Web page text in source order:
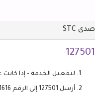
صدى STC
127501
لتفعيل الخدمة - إذا كانت
أرسل 127501 إلى الرقم 1616